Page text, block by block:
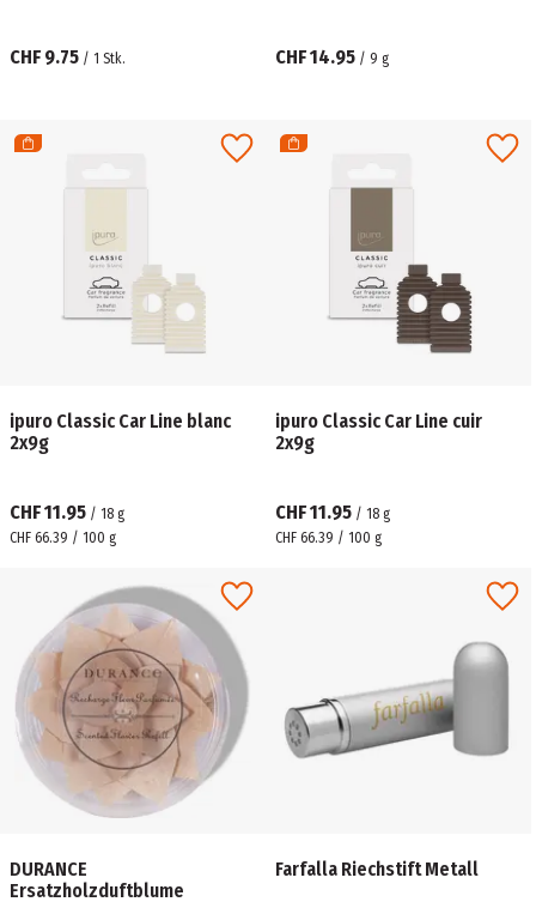
CHF 9.75 / 1 Stk. CHF 14.95 / 9 g
ipuro Classic Car Line blanc
2x9g
CHF 11.95 / 18 g
CHF 66.39 / 100 g
ipuro Classic Car Line cuir
2x9g
CHF 11.95 / 18 g
CHF 66.39 / 100 g
DURANCE
Ersatzholzduftblume
Farfalla Riechstift Metall